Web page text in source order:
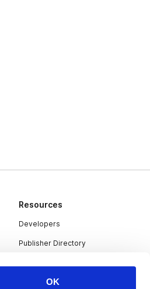
OK
Resources
Developers
Publisher Directory